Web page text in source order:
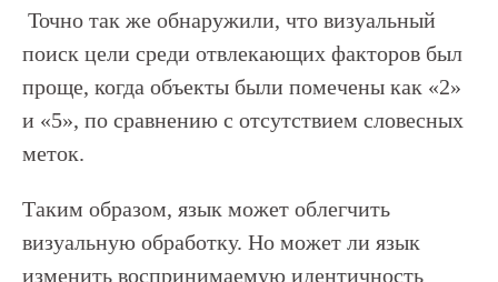
Точно так же обнаружили, что визуальный
поиск цели среди отвлекающих факторов был
проще, когда объекты были помечены как «2»
и «5», по сравнению с отсутствием словесных
меток.
Таким образом, язык может облегчить
визуальную обработку. Но может ли язык
изменить воспринимаемую идентичность